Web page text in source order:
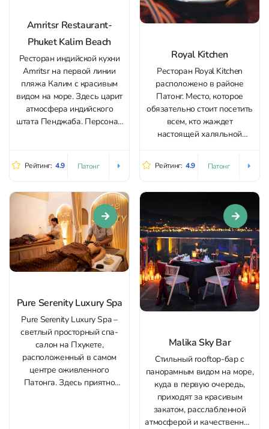
Amritsr Restaurant-
Phuket Kalim Beach
Ресторан индийской кухни
Amritsr на первой линии
пляжа Калим с красивым
видом на море. Здесь царит
атмосфера индийского
штата Пенджаба. Персонал
аутентичной кухней. Must try
– баранина барра – очень
сочная и нежная, с
насыщенным вкусом
индийских специй. А еще...
Рейтинг: 4.9 Патонг
Royal Kitchen
Ресторан Royal Kitchen
расположено в районе
Патонг. Место, которое
обязательно стоит посетить
всем, кто жаждет
настоящей халяльной
кондиционированными
местами в помещении и
воздухе. Разнообразное и
красиво оформленное
меню, которое приятно
изучить. Можно заказать
вегетарианские и
халяльные
невегетарианские блюда.
Различные варианты рыбы
и...
Рейтинг: 4.9 Патонг
Pure Serenity Luxury Spa
Pure Serenity Luxury Spa –
светлый просторный спа-
салон на Пхукете,
расположенный в самом
центре оживленного
Патонга. Здесь приятно
Malika Sky Bar
Стильный rooftop-бар с
панорамным видом на море,
куда в первую очередь,
приходят за красивым
закатом, расслабленной
атмосферой и качественным